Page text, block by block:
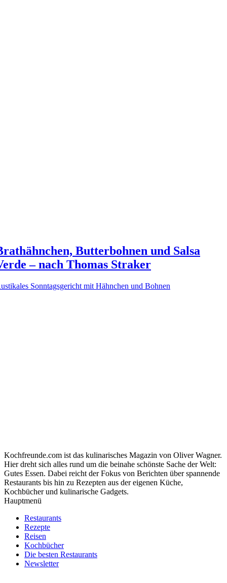
Butterbohnen und Salsa
– nach Thomas Straker
Sonntagsgericht mit Hähnchen und Bohnen
Kochfreunde.com ist das kulinarisches Magazin von Oliver Wagner.
Hier dreht sich alles rund um die beinahe schönste Sache der Welt:
Gutes Essen. Dabei reicht der Fokus von Berichten über spannende
Restaurants bis hin zu Rezepten aus der eigenen Küche,
Kochbücher und kulinarische Gadgets.
Hauptmenü
Restaurants
Rezepte
Reisen
Kochbücher
Die besten Restaurants
Newsletter